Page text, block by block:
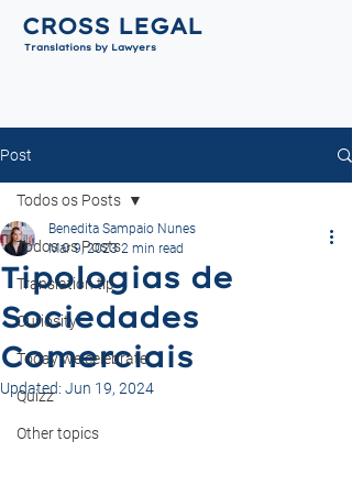
Translations by Lawyers
CROSS LEGAL
Post
Todos os Posts
Translation tip
Curiosity
Today we celebrate
Quizz
Other topics
Todos os Posts
Tipologias de
Sociedades
Comerciais
Benedita Sampaio Nunes
Mar 9, 2023 2 min read
Updated: Jun 19, 2024